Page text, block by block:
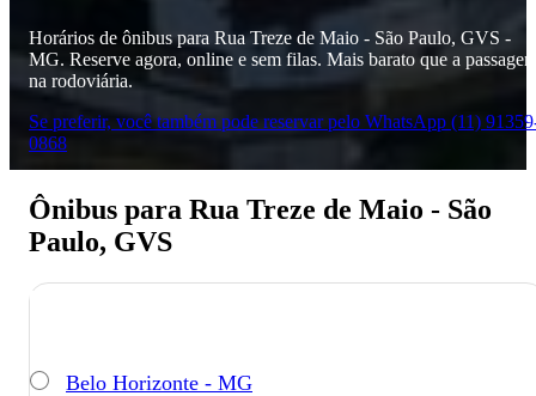
Horários de ônibus para Rua Treze de Maio - São Paulo, GVS -
MG. Reserve agora, online e sem filas. Mais barato que a
na rodoviária.
Se preferir, você também pode reservar pelo WhatsApp (11)
0868
Ônibus para Rua Treze de Maio - São
Paulo, GVS
Belo Horizonte - MG